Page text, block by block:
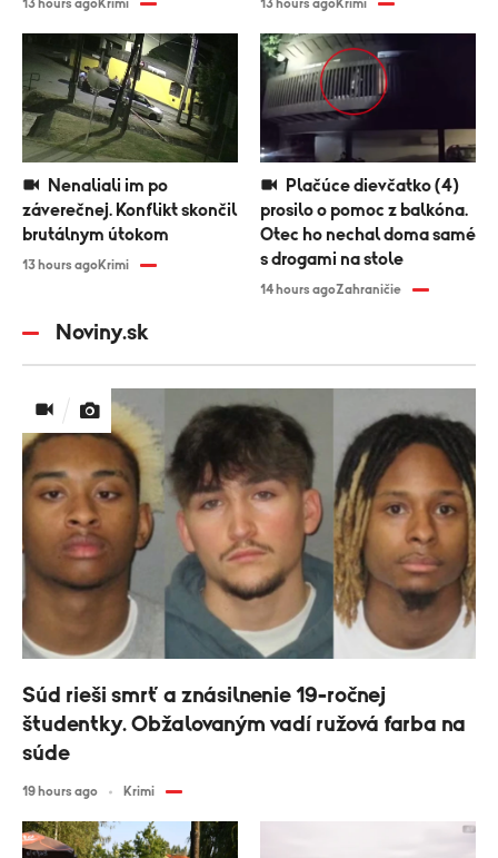
13 hours agoKrimi 13 hours agoKrimi
záverečnej. Konflikt skončil
brutálnym útokom
13 hours agoKrimi
prosilo o pomoc z balkóna.
Otec ho nechal doma samé
s drogami na stole
14 hours agoZahraničie
Noviny.sk
Súd rieši smrť a znásilnenie 19-ročnej
študentky. Obžalovaným vadí ružová farba na
súde
19 hours ago Krimi